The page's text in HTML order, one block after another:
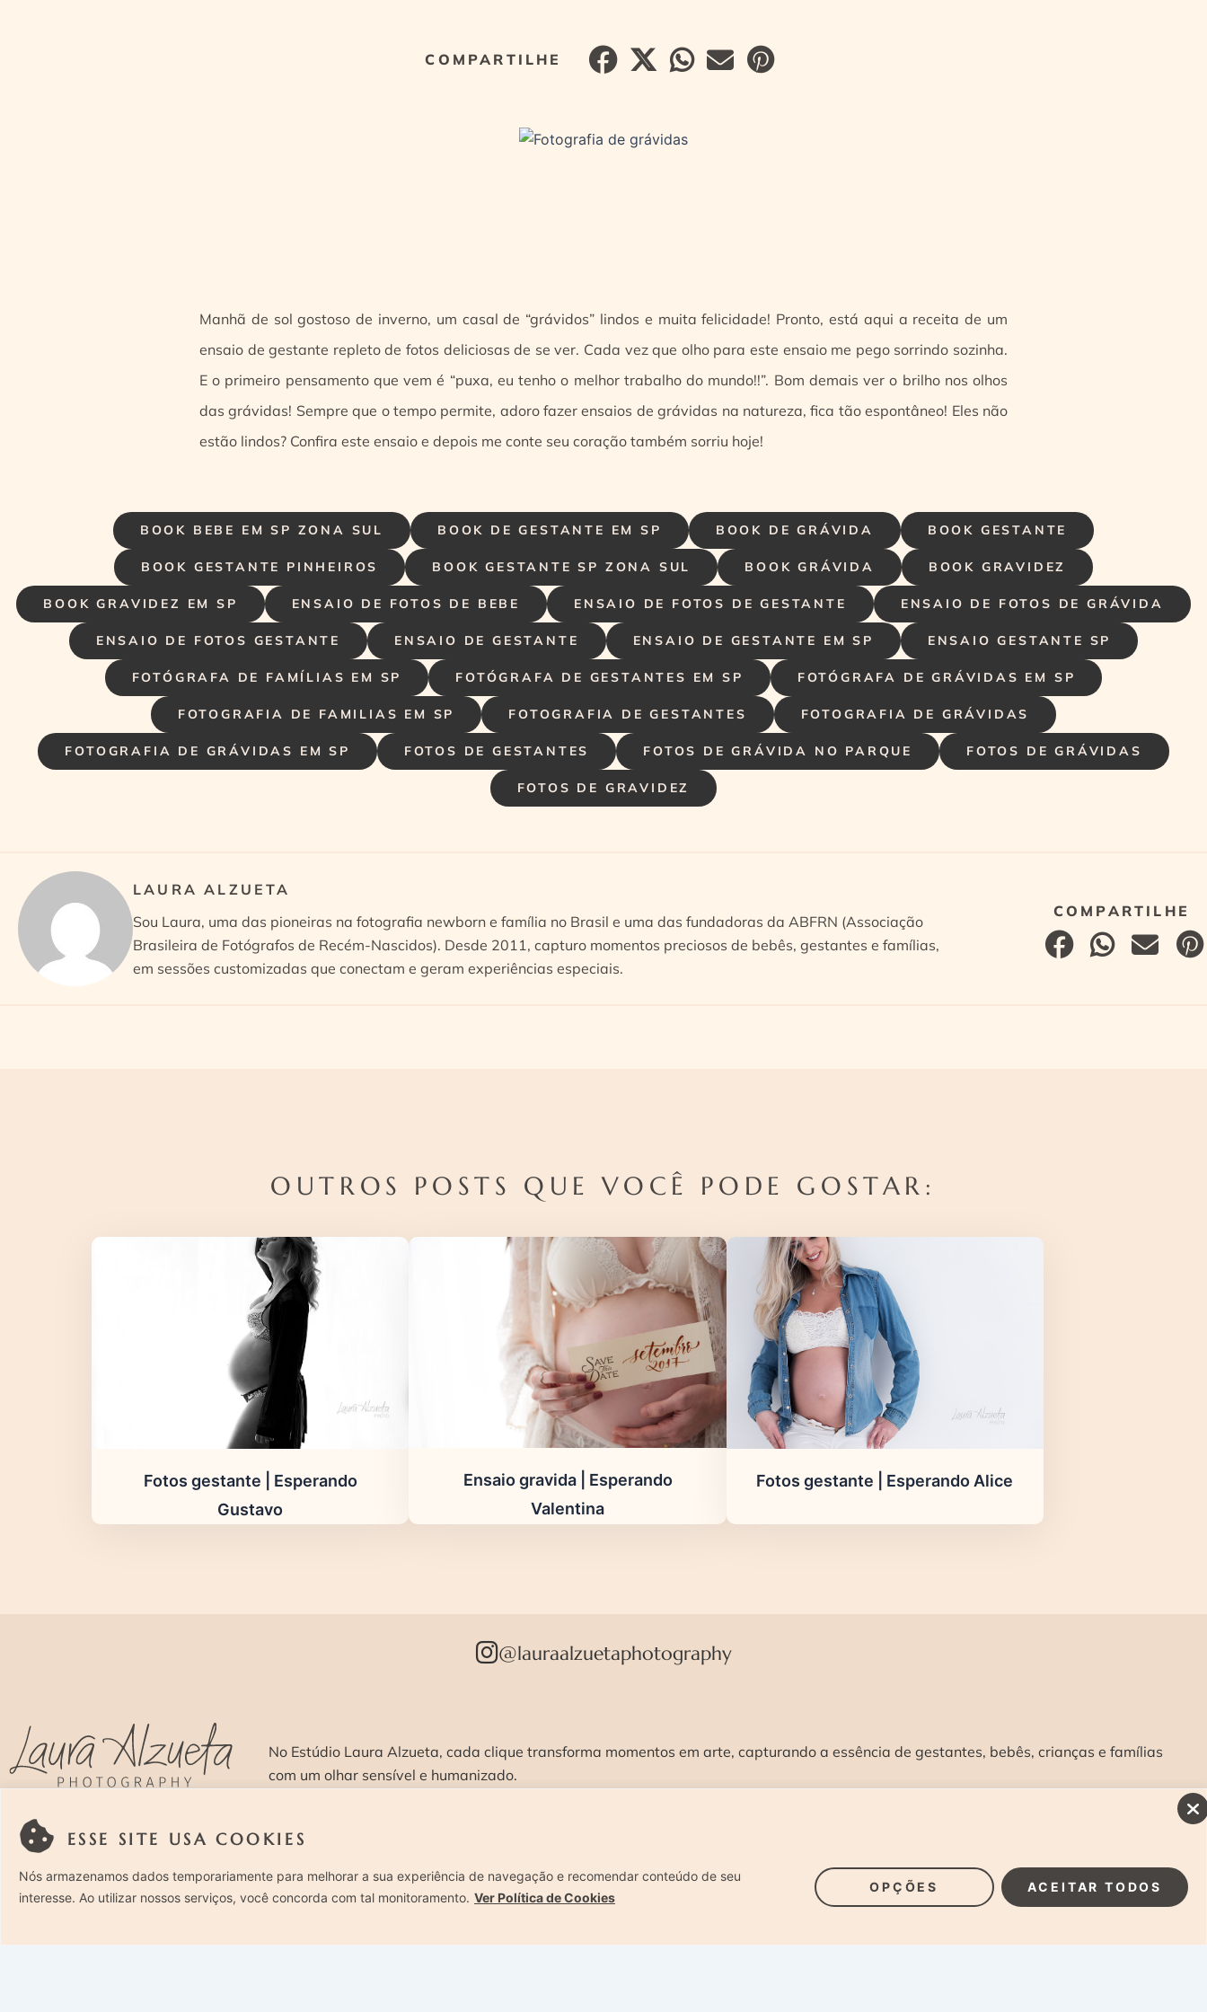
ESSE SITE USA COOKIES
Nós armazenamos dados temporariamente para melhorar a sua experiência de navegação e recomendar conteúdo de seu
interesse. Ao utilizar nossos serviços, você concorda com tal monitoramento. Ver Política de Cookies
OPÇÕES ACEITAR TODOS
Manhã de sol gostoso de inverno, um casal de “grávidos” lindos e muita felicidade! Pronto, está aqui a receita de um
ensaio de gestante repleto de fotos deliciosas de se ver. Cada vez que olho para este ensaio me pego sorrindo sozinha.
E o primeiro pensamento que vem é “puxa, eu tenho o melhor trabalho do mundo!!”. Bom demais ver o brilho nos olhos
das grávidas! Sempre que o tempo permite, adoro fazer ensaios de grávidas na natureza, fica tão espontâneo! Eles não
estão lindos? Confira este ensaio e depois me conte seu coração também sorriu hoje!
BOOK BEBE EM SP ZONA SUL BOOK DE GESTANTE EM SP BOOK DE GRÁVIDA BOOK GESTANTE
BOOK GESTANTE PINHEIROS BOOK GESTANTE SP ZONA SUL BOOK GRÁVIDA BOOK GRAVIDEZ
BOOK GRAVIDEZ EM SP ENSAIO DE FOTOS DE BEBE ENSAIO DE FOTOS DE GESTANTE ENSAIO DE FOTOS DE GRÁVIDA
ENSAIO DE FOTOS GESTANTE ENSAIO DE GESTANTE ENSAIO DE GESTANTE EM SP ENSAIO GESTANTE SP
FOTÓGRAFA DE FAMÍLIAS EM SP FOTÓGRAFA DE GESTANTES EM SP FOTÓGRAFA DE GRÁVIDAS EM SP
FOTOGRAFIA DE FAMILIAS EM SP FOTOGRAFIA DE GESTANTES FOTOGRAFIA DE GRÁVIDAS
FOTOGRAFIA DE GRÁVIDAS EM SP FOTOS DE GESTANTES FOTOS DE GRÁVIDA NO PARQUE FOTOS DE GRÁVIDAS
FOTOS DE GRAVIDEZ
LAURA ALZUETA
Sou Laura, uma das pioneiras na fotografia newborn e família no Brasil e uma das fundadoras da ABFRN (Associação
Brasileira de Fotógrafos de Recém-Nascidos). Desde 2011, capturo momentos preciosos de bebês, gestantes e famílias,
em sessões customizadas que conectam e geram experiências especiais.
OUTROS POSTS QUE VOCÊ PODE GOSTAR:
Fotos gestante | Esperando
Gustavo
Ensaio gravida | Esperando
Valentina
Fotos gestante | Esperando Alice
@lauraalzuetaphotography
No Estúdio Laura Alzueta, cada clique transforma momentos em arte, capturando a essência de gestantes, bebês, crianças e famílias
com um olhar sensível e humanizado.
SOBRE >
INSCREVA-SE E RECEBA NOSSAS NOVIDADES: